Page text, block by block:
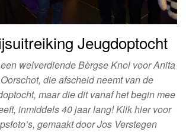
Jeugdoptocht
welverdiende Bèrgse Knol voor Anita
die afscheid neemt van de
maar die dit vanaf het begin mee
inmiddels 40 jaar lang! Klik hier voor
gemaakt door Jos Verstegen